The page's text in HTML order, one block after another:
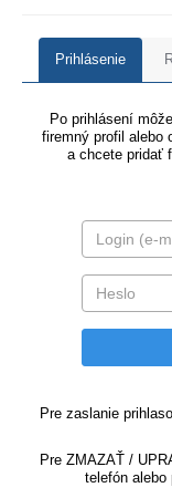
Prihlásenie
Po prihlásení
firemný profil alebo
a chcete pridať
Pre zaslanie
Pre ZMAZAŤ /
telefón alebo